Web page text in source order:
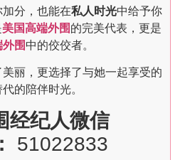
加分，也能在私人时光中给予你
美国高端外围 的完美代表，更是
围 中的佼佼者。
丽，更选择了与她一起享受的
的陪伴时光。
经纪人微信
51022833